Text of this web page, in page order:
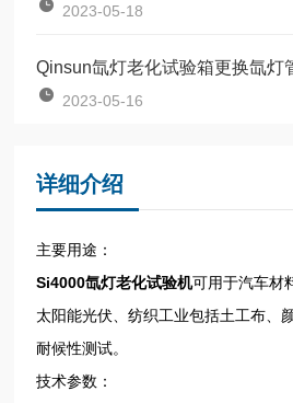
2023-05-18
Qinsun氙灯老化试验箱更换氙灯
2023-05-16
详细介绍
主要用途：
Si4000氙灯老化试验机可用于汽车材
太阳能光伏、纺织工业包括土工布、
耐候性测试。
技术参数：